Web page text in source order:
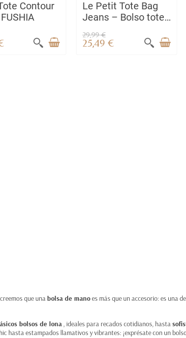
Contour
Le Petit Tote Bag
Jeans – Bolso tote
elegante y
sostenible
29,99 €
25,49 €
que unabolsa de manoes más que un accesorio: es una
bolsos de lona , ideales para recados cotidianos, hasta
hasta estampados llamativos y vibrantes: ¡exprésate con un